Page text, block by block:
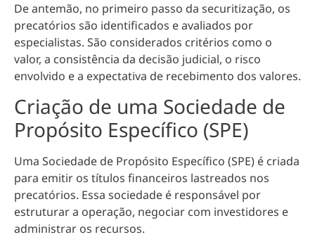
De antemão, no primeiro passo da securitização, os
precatórios são identificados e avaliados por
especialistas. São considerados critérios como o
valor, a consistência da decisão judicial, o risco
envolvido e a expectativa de recebimento dos valores.
Criação de uma Sociedade de
Propósito Específico (SPE)
Uma Sociedade de Propósito Específico (SPE) é criada
para emitir os títulos financeiros lastreados nos
precatórios. Essa sociedade é responsável por
estruturar a operação, negociar com investidores e
administrar os recursos.